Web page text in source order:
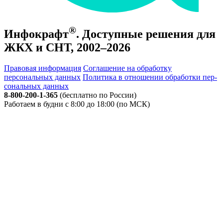
Инфокрафт®. Доступные решения для
ЖКХ и СНТ, 2002–2026
Правовая информация Соглашение на обработку
персональных данных По­ли­ти­ка в от­но­ше­нии об­ра­бот­ки пер­
со­наль­ных дан­ных
8-800-200-1-365 (бесплатно по России)
Работаем в будни с 8:00 до 18:00 (по МСК)